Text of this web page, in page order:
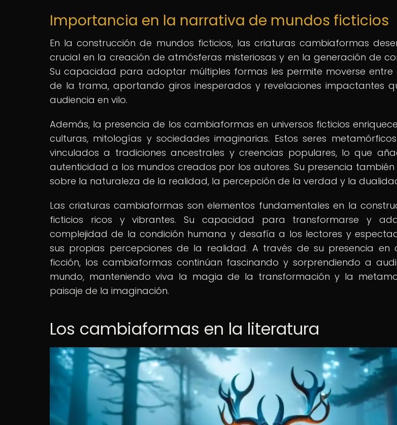
Importancia en la narrativa de mundos ficticios
En la construcción de mundos ficticios, las criaturas cambiaformas
crucial en la creación de atmósferas misteriosas y en la generación de
Su capacidad para adoptar múltiples formas les permite moverse entre
de la trama, aportando giros inesperados y revelaciones impactantes
audiencia en vilo.
Además, la presencia de los cambiaformas en universos ficticios
culturas, mitologías y sociedades imaginarias. Estos seres
vinculados a tradiciones ancestrales y creencias populares, lo que
autenticidad a los mundos creados por los autores. Su presencia
sobre la naturaleza de la realidad, la percepción de la verdad y la
Las criaturas cambiaformas son elementos fundamentales en la
ficticios ricos y vibrantes. Su capacidad para transformarse y
complejidad de la condición humana y desafía a los lectores y
sus propias percepciones de la realidad. A través de su presencia en
ficción, los cambiaformas continúan fascinando y sorprendiendo a
mundo, manteniendo viva la magia de la transformación y la
paisaje de la imaginación.
Los cambiaformas en la literatura